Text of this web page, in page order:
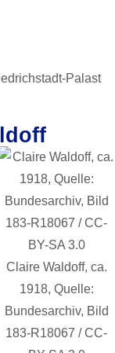
Palast
Claire Waldoff, ca.
1918, Quelle:
Bundesarchiv, Bild
183-R18067 / CC-